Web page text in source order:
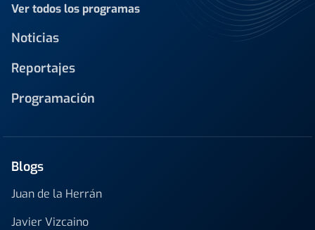
Ver todos los programas
Noticias
Reportajes
Programación
Blogs
Juan de la Herrán
Javier Vizcaino